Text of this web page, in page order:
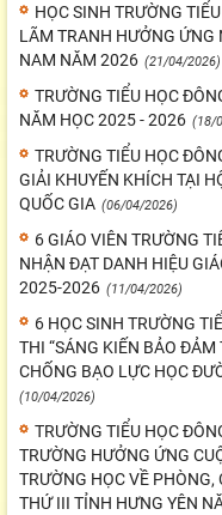
HỌC SINH TRƯỜNG
LÃM TRANH HƯỞNG ỨNG
NAM NĂM 2026 (21/04/2026)
TRƯỜNG TIỂU HỌC
NĂM HỌC 2025 - 2026 (18/
TRƯỜNG TIỂU HỌC
GIẢI KHUYẾN KHÍCH TẠI
QUỐC GIA (06/04/2026)
6 GIÁO VIÊN TRƯỜNG
NHẬN ĐẠT DANH HIỆU
2025-2026 (11/04/2026)
6 HỌC SINH TRƯỜNG
THI “SÁNG KIẾN BẢO ĐẢM
CHỐNG BẠO LỰC HỌC
(10/04/2026)
TRƯỜNG TIỂU HỌC
TRƯỜNG HƯỞNG ỨNG
TRƯỜNG HỌC VỀ
THỨ III TỈNH HƯNG YÊN